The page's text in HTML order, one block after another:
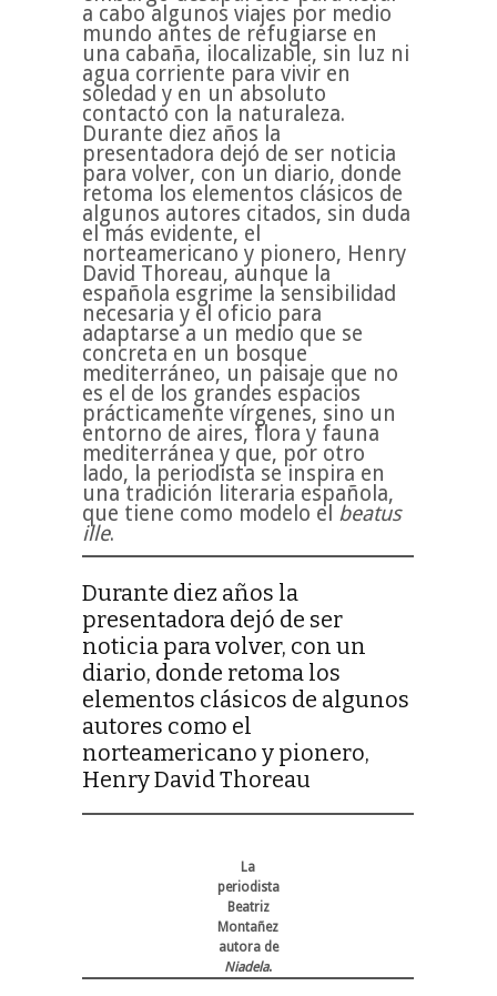
a cabo algunos viajes por medio
mundo antes de refugiarse en
una cabaña, ilocalizable, sin luz ni
agua corriente para vivir en
soledad y en un absoluto
contacto con la naturaleza.
Durante diez años la
presentadora dejó de ser noticia
para volver, con un diario, donde
retoma los elementos clásicos de
algunos autores citados, sin duda
el más evidente, el
norteamericano y pionero, Henry
David Thoreau, aunque la
española esgrime la sensibilidad
necesaria y el oficio para
adaptarse a un medio que se
concreta en un bosque
mediterráneo, un paisaje que no
es el de los grandes espacios
prácticamente vírgenes, sino un
entorno de aires, flora y fauna
mediterránea y que, por otro
lado, la periodista se inspira en
una tradición literaria española,
que tiene como modelo el beatus
ille.
Durante diez años la
presentadora dejó de ser
noticia para volver, con un
diario, donde retoma los
elementos clásicos de algunos
autores como el
norteamericano y pionero,
Henry David Thoreau
La
periodista
Beatriz
Montañez
autora de
Niadela.